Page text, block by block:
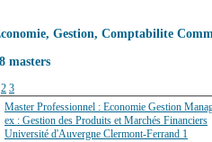
Gestion, Comptabilite
masters
2 3
Master Professionnel : Economie Gestion
ex : Gestion des Produits et Marchés Financiers
Université d'Auvergne Clermont-Ferrand 1